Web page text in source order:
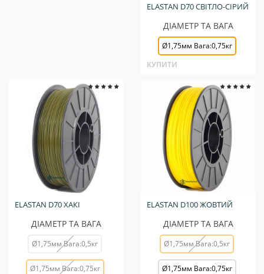
ELASTAN D70 СВІТЛО-СІРИЙ
ДІАМЕТР ТА ВАГА
Ø1,75мм Вага:0,75кг
КУПИТИ
ELASTAN D70 ХАКІ
ДІАМЕТР ТА ВАГА
Ø1,75мм Вага:0,5кг
Ø1,75мм Вага:0,75кг
ELASTAN D100 ЖОВТИЙ
ДІАМЕТР ТА ВАГА
Ø1,75мм Вага:0,5кг
Ø1,75мм Вага:0,75кг